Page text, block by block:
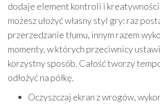
dodaje element kontroli i
możesz ułożyć własny styl gry: raz
przerzedzanie tłumu, innym razem
momenty, w których przeciwnicy
korzystny sposób. Całość tworzy
odłożyć na półkę.
Oczyszczaj ekran z wrogów,